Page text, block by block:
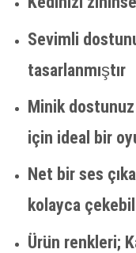
Sevimli
tasarlanmıştır
Minik
için ideal bir
Net bir ses
kolayca
Ürün renkleri;